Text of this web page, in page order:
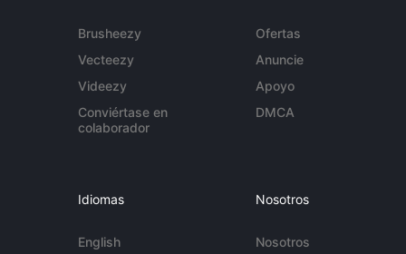
Brusheezy
Vecteezy
Videezy
Conviértase en
colaborador
Ofertas
Anuncie
Apoyo
DMCA
Idiomas
English
Nosotros
Nosotros